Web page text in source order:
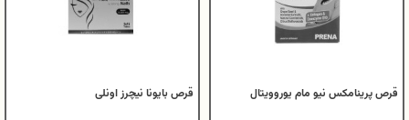
قرص پرینامکس نیو مام یوروویتال قرص بایونا نیچرز اونلی